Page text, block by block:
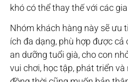
khó có thể thay thế với các
Nhóm khách hàng này sẽ ưu
ích đa dạng, phù hợp được cả
an dưỡng tuổi già, cho con
vui chơi, học tập, phát triển